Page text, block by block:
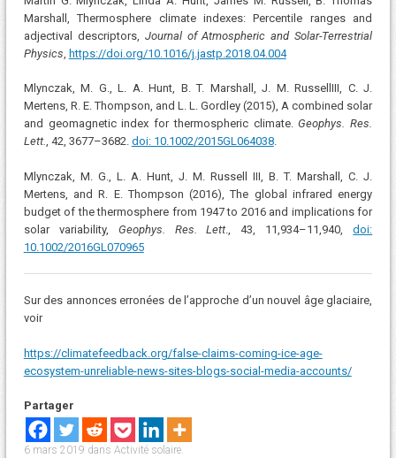
Marshall, Thermosphere climate indexes: Percentile ranges and
adjectival descriptors, Journal of Atmospheric and Solar-Terrestrial
Physics https://doi.org/10.1016/j.jastp.2018.04.004
Mlynczak, M. G., L. A. Hunt, B. T. Marshall, J. M. RussellIII, C. J.
Mertens, R. E. Thompson, and L. L. Gordley (2015), A combined solar
and geomagnetic index for thermospheric climate.Geophys. Res.
Lett., 42, 3677–3682. doi: 10.1002/2015GL064038.
Mlynczak, M. G., L. A. Hunt, J. M. Russell III, B. T. Marshall, C. J.
Mertens, and R. E. Thompson (2016), The global infrared energy
budget of the thermosphere from 1947 to 2016 and implications for
solar variability, Geophys. Res. Lett ., 43, 11,934–11,940,doi:
10.1002/2016GL070965
Sur des annonces erronées de l’approche d’un nouvel âge glaciaire,
voir
https://climatefeedback.org/false-claims-coming-ice-age-
ecosystem-unreliable-news-sites-blogs-social-media-accounts/
Partager
6 mars 2019 dans Activité solaire.